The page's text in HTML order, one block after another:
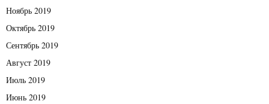
Ноябрь 2019
Октябрь 2019
Сентябрь 2019
Август 2019
Июль 2019
Июнь 2019